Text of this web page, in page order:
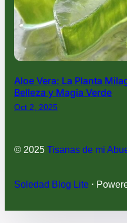
Aloe Vera: La Planta
Belleza y Magia Verde
Oct 2, 2025
© 2025 Tisanas de mi
Soledad Blog Lite ⋅